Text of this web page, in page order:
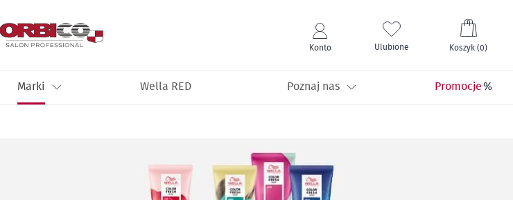
Konto Ulubione Koszyk (0)
Marki Wella RED Poznaj nas Promocje